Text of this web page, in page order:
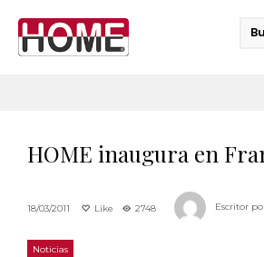
HOME inaugura en
18/03/2011 Like 2748 Escritor
Noticias